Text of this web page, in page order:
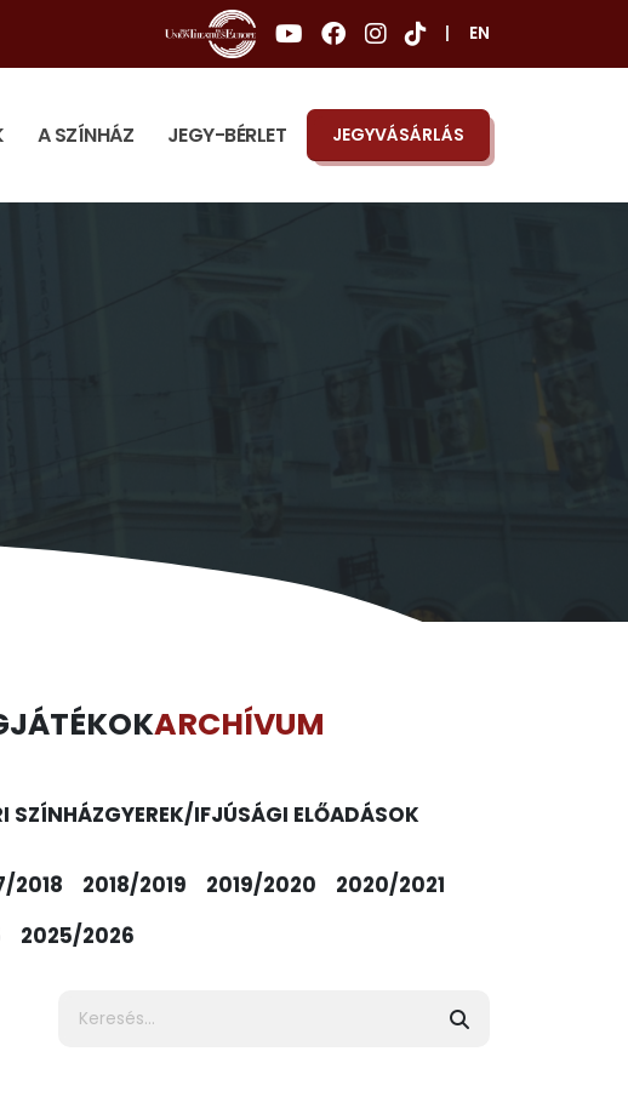
EN
A SZÍNHÁZ JEGY-BÉRLET JEGYVÁSÁRLÁS
ARCHÍVUM
SZÍNHÁZGYEREK/IFJÚSÁGI ELŐADÁSOK
2018 2018/2019 2019/2020
2020/2021
2025/2026